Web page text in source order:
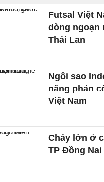
Futsal Việt
dòng ngoạn
Thái Lan
Ngôi sao
năng phản
Việt Nam
Cháy lớn ở
TP Đồng Nai